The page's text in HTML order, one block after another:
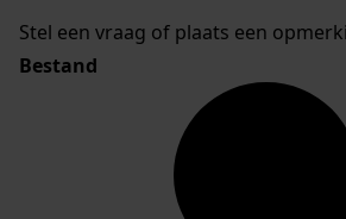
Stel een vraag of plaats een
Bestand